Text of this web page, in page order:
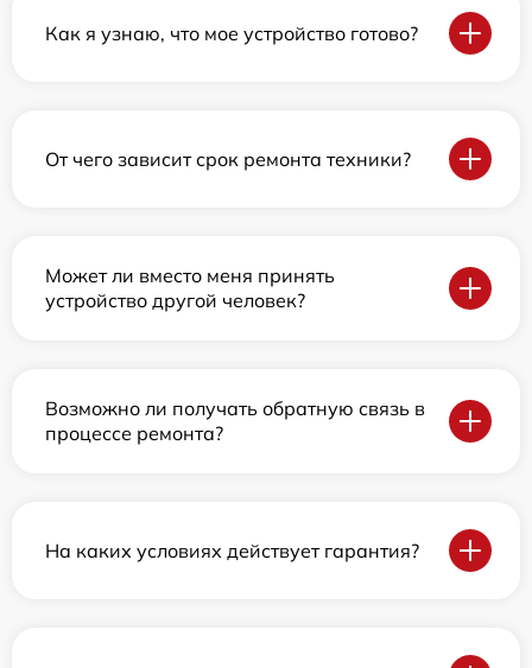
Как я узнаю, что мое устройство готово?
От чего зависит срок ремонта техники?
Может ли вместо меня принять
устройство другой человек?
Возможно ли получать обратную связь в
процессе ремонта?
На каких условиях действует гарантия?